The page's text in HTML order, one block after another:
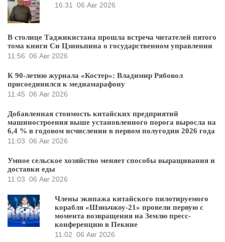
16:31 06 Авг 2026
В столице Таджикистана прошла встреча читателей пятого
тома книги Си Цзиньпина о государственном управлении
11:56 06 Авг 2026
К 90-летию журнала «Костер»: Владимир Рябовол
присоединился к медиамарафону
11:45 06 Авг 2026
Добавленная стоимость китайских предприятий
машиностроения выше установленного порога выросла на
6,4 % в годовом исчислении в первом полугодии 2026 года
11:03 06 Авг 2026
Умное сельское хозяйство меняет способы выращивания и
доставки еды
11:03 06 Авг 2026
Члены экипажа китайского пилотируемого
корабля «Шэньчжоу-21» провели первую с
момента возвращения на Землю пресс-
конференцию в Пекине
11:02 06 Авг 2026